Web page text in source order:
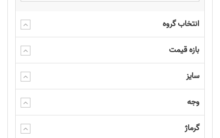
انتخاب گروه
بازه قیمت
سایز
وجه
گرماژ